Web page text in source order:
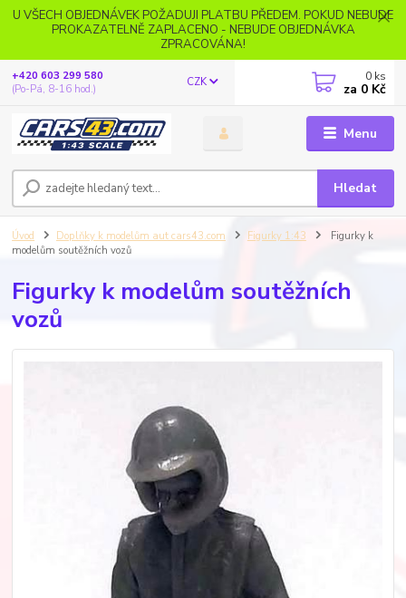
U VŠECH OBJEDNÁVEK POŽADUJI PLATBU PŘEDEM. POKUD NEBUDE
PROKAZATELNĚ ZAPLACENO - NEBUDE OBJEDNÁVKA
ZPRACOVÁNA!
Menu
CZK
Hledat
+420 603 299 580
(Po-Pá, 8-16 hod.)
0 ks
za 0 Kč
Úvod Doplňky k modelům aut cars43.com Figurky 1:43
Figurky k
modelům soutěžních vozů
Figurky k modelům soutěžních
vozů